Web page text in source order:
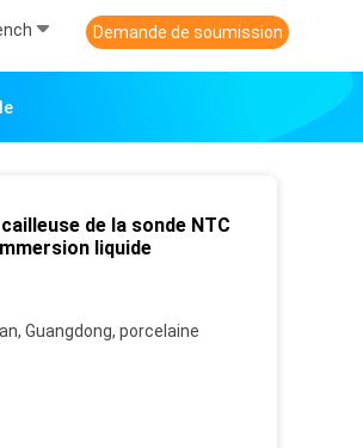
Demande de soumission
de la sonde NTC
liquide
Guangdong, porcelaine